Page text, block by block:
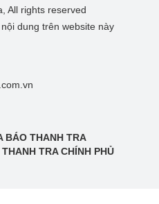
All rights reserved
dung trên website này
BÁO THANH TRA
TRA CHÍNH PHỦ